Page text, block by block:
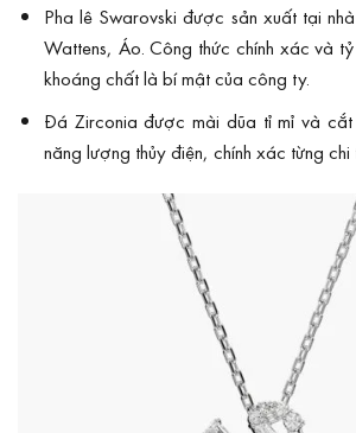
Pha lê Swarovski được sản xuất tại
Wattens, Áo. Công thức chính xác và
khoáng chất là bí mật của công ty.
Đá Zirconia được mài dũa tỉ mỉ và
năng lượng thủy điện, chính xác từng chi